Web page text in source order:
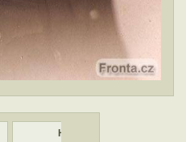
Hraničář